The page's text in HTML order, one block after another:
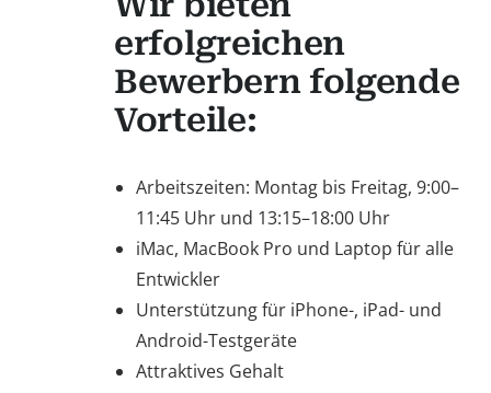
erfolgreichen
Bewerbern folgende
Vorteile:
Arbeitszeiten: Montag bis Freitag, 9:00–
11:45 Uhr und 13:15–18:00 Uhr
iMac, MacBook Pro und Laptop für alle
Entwickler
Unterstützung für iPhone-, iPad- und
Android-Testgeräte
Attraktives Gehalt